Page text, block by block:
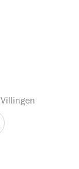
Villingen